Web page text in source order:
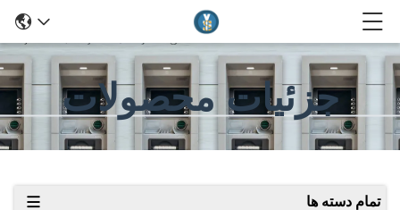
جزئیات محصولات
تمام دسته ها